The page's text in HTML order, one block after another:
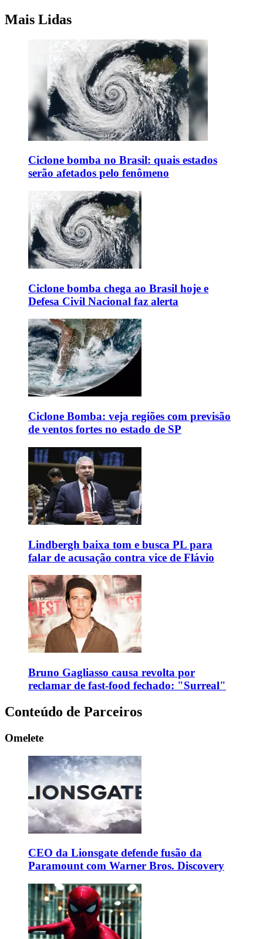
Mais Lidas
Ciclone bomba no Brasil: quais estados
serão afetados pelo fenômeno
Ciclone bomba chega ao Brasil hoje e
Defesa Civil Nacional faz alerta
Ciclone Bomba: veja regiões com previsão
de ventos fortes no estado de SP
Lindbergh baixa tom e busca PL para
falar de acusação contra vice de Flávio
Bruno Gagliasso causa revolta por
reclamar de fast-food fechado: "Surreal"
Conteúdo de Parceiros
Omelete
CEO da Lionsgate defende fusão da
Paramount com Warner Bros. Discovery